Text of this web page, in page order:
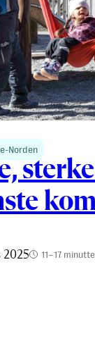
Norden
2025 11–17